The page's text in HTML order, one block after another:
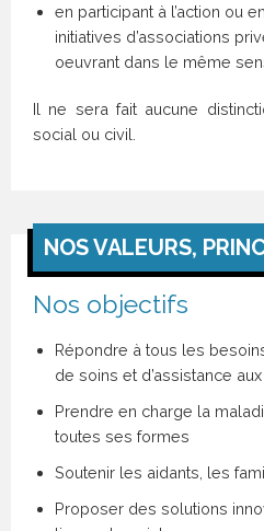
en participant à l’action ou
initiatives d’associations
oeuvrant dans le même
Il ne sera fait aucune
social ou civil.
NOS VALEURS,
Nos objectifs
Répondre à tous les
de soins et d’assistance
Prendre en charge la
toutes ses formes
Soutenir les aidants, les
Proposer des solutions